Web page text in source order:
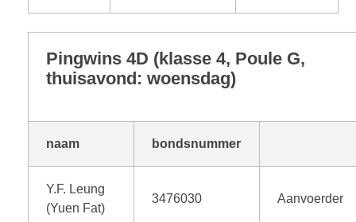
Pingwins 4D (klasse 4, Poule G,
thuisavond: woensdag)
naam bondsnummer
Y.F. Leung
(Yuen Fat)
3476030 Aanvoerder